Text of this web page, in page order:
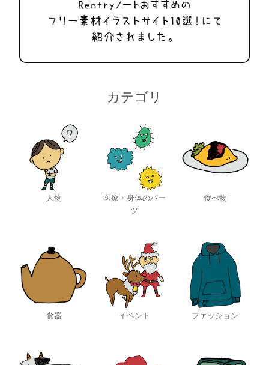
カテゴリ
人物
医療・身体のパー
ツ
食べ物
食器 イベント ファッション